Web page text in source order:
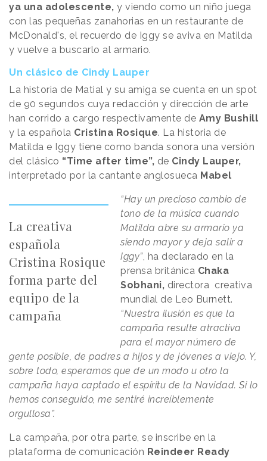
ya una adolescente, y viendo como un niño juega
con las pequeñas zanahorias en un restaurante de
McDonald's, el recuerdo de Iggy se aviva en Matilda
y vuelve a buscarlo al armario.
Un clásico de Cindy Lauper
La historia de Matial y su amiga se cuenta en un spot
de 90 segundos cuya redacción y dirección de arte
han corrido a cargo respectivamente de Amy Bushill
y la española Cristina Rosique. La historia de
Matilda e Iggy tiene como banda sonora una versión
del clásico “Time after time”, de Cindy Lauper,
interpretado por la cantante anglosueca Mabel
La creativa
española
Cristina Rosique
forma parte del
equipo de la
campaña
“Hay un precioso cambio de
tono de la música cuando
Matilda abre su armario ya
siendo mayor y deja salir a
Iggy”, ha declarado en la
prensa británica Chaka
Sobhani, directora creativa
mundial de Leo Burnett.
“Nuestra ilusión es que la
campaña resulte atractiva
para el mayor número de
gente posible, de padres a hijos y de jóvenes a viejo. Y,
sobre todo, esperamos que de un modo u otro la
campaña haya captado el espíritu de la Navidad. Si lo
hemos conseguido, me sentiré increíblemente
orgullosa”.
La campaña, por otra parte, se inscribe en la
plataforma de comunicación Reindeer Ready